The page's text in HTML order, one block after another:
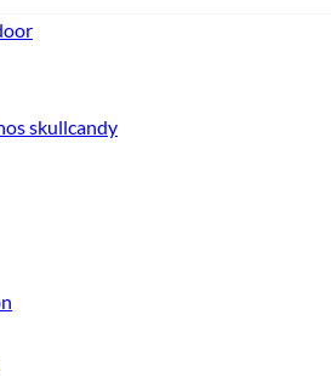
skullcandy